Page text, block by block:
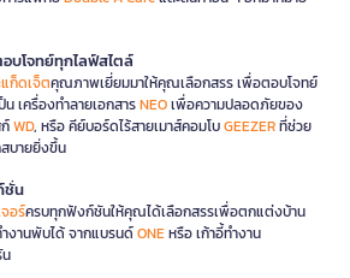
บโจทย์ทุกไลฟ์สไตล์
ก็ดเจ็ตคุณภาพเยี่ยมมาให้คุณเลือกสรร เพื่อตอบโจทย์
เครื่องทำลายเอกสารNEOเพื่อความปลอดภัยของ
WD, หรือ คีย์บอร์ดไร้สายเมาส์คอมโบGEEZERที่ช่วย
บายยิ่งขึ้น
ชั่น
อร์ครบทุกฟังก์ชันให้คุณได้เลือกสรรเพื่อตกแต่งบ้าน
ำงานพับได้ จากแบรนด์ONEหรือ เก้าอี้ทำงาน